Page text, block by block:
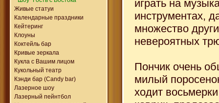
Живые статуи
Календарные праздники
Кейтеринг
Клоуны
Коктейль бар
Кривые зеркала
Кукла с Вашим лицом
Кукольный театр
Кэнди бар (Candy bar)
Лазерное шоу
Лазерный пейнтбол
играть на
инструментах,
множество
невероятных
Пончик очень
милый
ходит